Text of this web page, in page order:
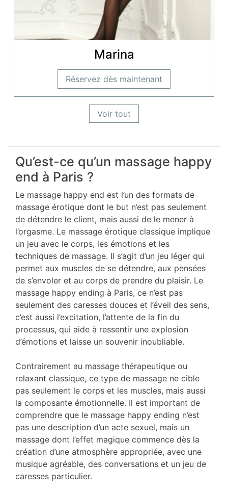
Marina
Réservez dès maintenant
Voir tout
Qu’est-ce qu’un massage happy
end à Paris ?
Le massage happy end est l’un des formats de
massage érotique dont le but n’est pas seulement
de détendre le client, mais aussi de le mener à
l’orgasme. Le massage érotique classique implique
un jeu avec le corps, les émotions et les
techniques de massage. Il s’agit d’un jeu léger qui
permet aux muscles de se détendre, aux pensées
de s’envoler et au corps de prendre du plaisir. Le
massage happy ending à Paris, ce n’est pas
seulement des caresses douces et l’éveil des sens,
c’est aussi l’excitation, l’attente de la fin du
processus, qui aide à ressentir une explosion
d’émotions et laisse un souvenir inoubliable.
Contrairement au massage thérapeutique ou
relaxant classique, ce type de massage ne cible
pas seulement le corps et les muscles, mais aussi
la composante émotionnelle. Il est important de
comprendre que le massage happy ending n’est
pas une description d’un acte sexuel, mais un
massage dont l’effet magique commence dès la
création d’une atmosphère appropriée, avec une
musique agréable, des conversations et un jeu de
caresses particulier.